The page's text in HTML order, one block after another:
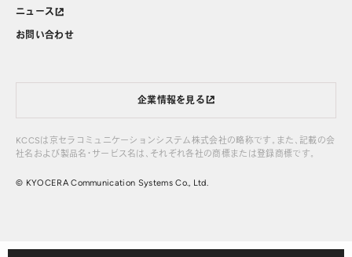
ニュース
お問い合わせ
企業情報を見る
KCCSは京セラコミュニケーションシステム株式会社の略称です。また、記載の会
社名および製品名・サービス名は、それぞれ各社の商標または登録商標です。
© KYOCERA Communication Systems Co., Ltd.